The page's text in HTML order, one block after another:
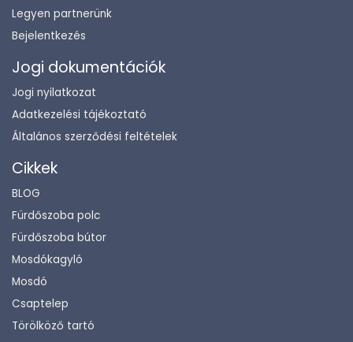
Legyen partnerünk
Bejelentkezés
Jogi dokumentációk
Jogi nyilatkozat
Adatkezelési tájékoztató
Általános szerződési feltételek
Cikkek
BLOG
Fürdőszoba polc
Fürdőszoba bútor
Mosdókagyló
Mosdó
Csaptelep
Törölköző tartó